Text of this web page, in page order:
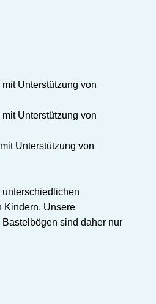
Unterstützung von
Unterstützung von
Unterstützung von
Kindern. Unsere
sind daher nur